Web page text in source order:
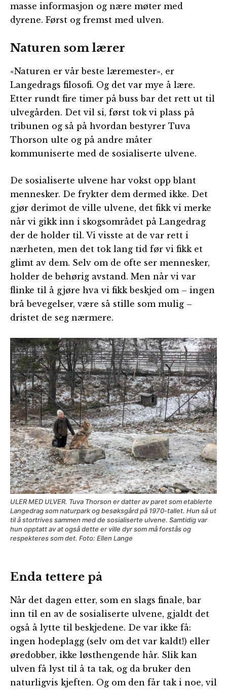
masse informasjon og nære møter med
dyrene. Først og fremst med ulven.
Naturen som lærer
«Naturen er vår beste læremester», er
Langedrags filosofi. Og det var mye å lære.
Etter rundt fire timer på buss bar det rett ut til
ulvegården. Det vil si, først tok vi plass på
tribunen og så på hvordan bestyrer Tuva
Thorson ulte og på andre måter
kommuniserte med de sosialiserte ulvene.
De sosialiserte ulvene har vokst opp blant
mennesker. De frykter dem dermed ikke. Det
gjør derimot de ville ulvene, det fikk vi merke
når vi gikk inn i skogsområdet på Langedrag
der de holder til. Vi visste at de var rett i
nærheten, men det tok lang tid før vi fikk et
glimt av dem. Selv om de ofte ser mennesker,
holder de behørig avstand. Men når vi var
flinke til å gjøre hva vi fikk beskjed om – ingen
brå bevegelser, være så stille som mulig –
dristet de seg nærmere.
ULER MED ULVER. Tuva Thorson er datter av paret som etablerte
Langedrag som naturpark og besøksgård på 1970-tallet. Hun så ut
til å stortrives sammen med de sosialiserte ulvene. Samtidig var
hun opptatt av at også dette er ville dyr som må forstås og
respekteres som det. Foto: Ellen Lange
Enda tettere på
Når det dagen etter, som en slags finale, bar
inn til en av de sosialiserte ulvene, gjaldt det
også å lytte til beskjedene. De var ikke få:
ingen hodeplagg (selv om det var kaldt!) eller
øredobber, ikke løsthengende hår. Slik kan
ulven få lyst til å ta tak, og da bruker den
naturligvis kjeften. Og om den får tak i noe, vil